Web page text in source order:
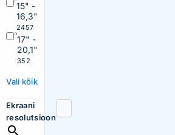
15" -
16,3"
2457
17" -
20,1"
352
Vali kõik
Ekraani
resolutsioon